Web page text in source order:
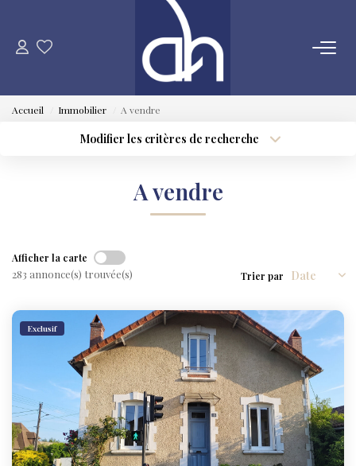
VENTE
QUI SOMMES NOUS
NOS AGENCES
NOTRE HISTOIRE
CONTACT
Accueil Immobilier A vendre
Modifier les critères de recherche
Surface min
Créer une alerte
A vendre
Afficher la carte
283 annonce(s) trouvée(s) Trier par
Exclusif